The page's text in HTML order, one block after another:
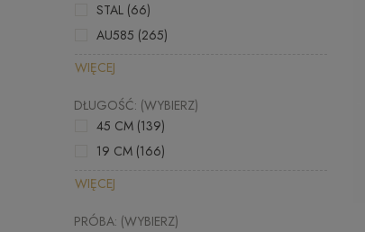
STAL (66)
AU585 (265)
WIĘCEJ
DŁUGOŚĆ: (WYBIERZ)
45 CM (139)
19 CM (166)
WIĘCEJ
PRÓBA: (WYBIERZ)